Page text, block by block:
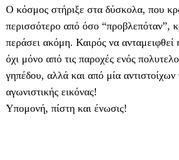
Ο κόσμος στήριξε στα δύσκολα, που
περισσότερο από όσο “προβλεπόταν”,
περάσει ακόμη. Καιρός να
όχι μόνο από τις παροχές ενός
γηπέδου, αλλά και από μία
αγωνιστικής εικόνας!
Υπομονή, πίστη και ένωσις!